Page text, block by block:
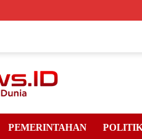
PEMERINTAHAN